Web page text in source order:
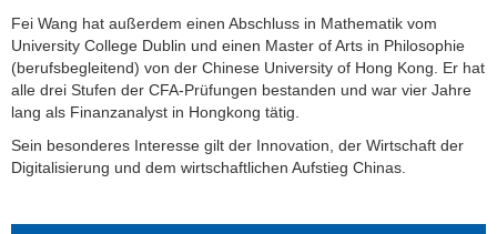
Dr. Egbert Amoncio
Linus Büttner
Marlene Herz
Fei Wang hat außerdem einen Abschluss in Mathematik vom
University College Dublin und einen Master of Arts in Philosophie
(berufsbegleitend) von der Chinese University of Hong Kong. Er hat
alle drei Stufen der CFA-Prüfungen bestanden und war vier Jahre
lang als Finanzanalyst in Hongkong tätig.
Sein besonderes Interesse gilt der Innovation, der Wirtschaft der
Digitalisierung und dem wirtschaftlichen Aufstieg Chinas.